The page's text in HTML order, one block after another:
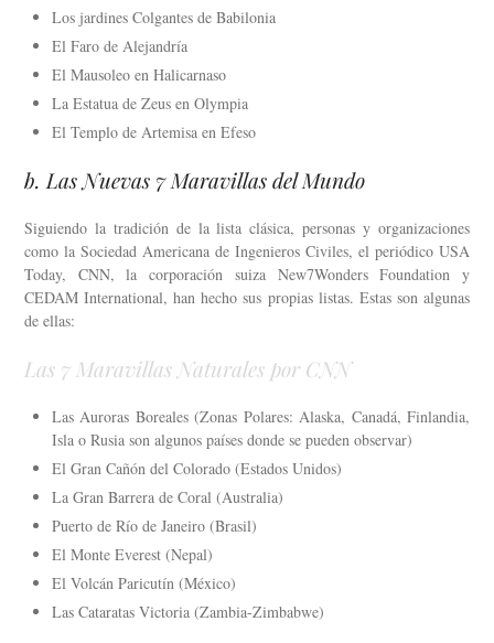
Los jardines Colgantes de Babilonia
El Faro de Alejandría
El Mausoleo en Halicarnaso
La Estatua de Zeus en Olympia
El Templo de Artemisa en Efeso
b. Las Nuevas 7 Maravillas del Mundo
Siguiendo la tradición de la lista clásica, personas y organizaciones
como la Sociedad Americana de Ingenieros Civiles, el periódico USA
Today, CNN, la corporación suiza New7Wonders Foundation y
CEDAM International, han hecho sus propias listas. Estas son algunas
de ellas:
Las 7 Maravillas Naturales por CNN
Las Auroras Boreales (Zonas Polares: Alaska, Canadá, Finlandia,
Isla o Rusia son algunos países donde se pueden observar)
El Gran Cañón del Colorado (Estados Unidos)
La Gran Barrera de Coral (Australia)
Puerto de Río de Janeiro (Brasil)
El Monte Everest (Nepal)
El Volcán Paricutín (México)
Las Cataratas Victoria (Zambia-Zimbabwe)